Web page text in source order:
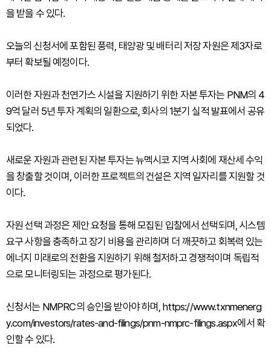
을 받을 수 있다.
오늘의 신청서에 포함된 풍력, 태양광 및 배터리 저장 자원은 제3자로
부터 확보될 예정이다.
이러한 자원과 천연가스 시설을 지원하기 위한 자본 투자는 PNM의 4
9억 달러 5년 투자 계획의 일환으로, 회사의 1분기 실적 발표에서 공유
되었다.
새로운 자원과 관련된 자본 투자는 뉴멕시코 지역 사회에 재산세 수익
을 창출할 것이며, 이러한 프로젝트의 건설은 지역 일자리를 지원할 것
이다.
자원 선택 과정은 제안 요청을 통해 모집된 입찰에서 선택되며, 시스템
요구 사항을 충족하고 장기 비용을 관리하며 더 깨끗하고 회복력 있는
에너지 미래로의 전환을 지원하기 위해 철저하고 경쟁적이며 독립적
으로 모니터링되는 과정으로 평가된다.
신청서는 NMPRC의 승인을 받아야 하며, https://www.txnmenerg
y.com/investors/rates-and-filings/pnm-nmprc-filings.aspx에서 확
인할 수 있다.